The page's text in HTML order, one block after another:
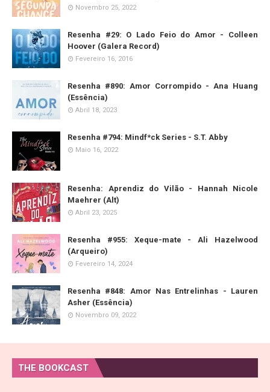
Novembro 25, 2022
Resenha #29: O Lado Feio do Amor - Colleen
Hoover (Galera Record)
Fevereiro 16, 2016
Resenha #890: Amor Corrompido - Ana Huang
(Essência)
Abril 18, 2023
Resenha #794: Mindf*ck Series - S.T. Abby
Maio 16, 2022
Resenha: Aprendiz do Vilão - Hannah Nicole
Maehrer (Alt)
Abril 23, 2025
Resenha #955: Xeque-mate - Ali Hazelwood
(Arqueiro)
Fevereiro 14, 2024
Resenha #848: Amor Nas Entrelinhas - Lauren
Asher (Essência)
Novembro 09, 2022
THE BOOKCAST